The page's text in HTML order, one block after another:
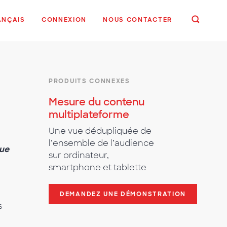
CONNEXION NOUS CONTACTER
PRODUITS CONNEXES
Mesure du contenu
multiplateforme
Une vue dédupliquée de
l’ensemble de l’audience
sur ordinateur,
smartphone et tablette
DEMANDEZ UNE DÉMONSTRATION